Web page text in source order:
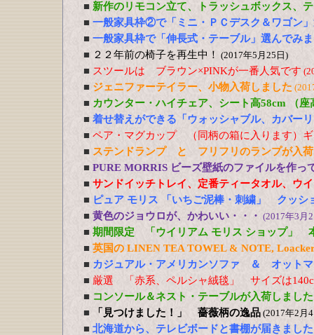
■ 新作のリモコン立て、トラッシュボックス、
■ 一般家具枠②で「ミニ・ＰＣデスク＆ワゴン
■ 一般家具枠で「伸長式・テーブル」選んでみ
■ ２２年前の椅子を再生中！ (2017年5月25日)
■ スツールは ブラウン×PINKが一番人気です
■ ジェニファーテイラー、小物入荷しました
■ カウンター・ハイチェア、シート高58cm （座
■ 着せ替えができる「ウォッシャブル、カバー
■ ペア・マグカップ （同柄の箱に入ります）
■ ステンドランプ と フリフリのランプが入荷
■ PURE MORRIS ビーズ壁紙のファイルを作っ
■ サンドイッチトレイ、定番ティータオル、ウ
■ ピュア モリス 「いちご泥棒・刺繍」 クッシ
■ 黄色のジョウロが、かわいい・・・ (2017年3月
■ 期間限定 「ウイリアム モリス ショップ」
■ 英国の LINEN TEA TOWEL & NOTE,
■ カジュアル・アメリカンソファ ＆ オット
■ 厳選 「赤系、ペルシャ絨毯」 サイズは
■ コンソール＆ネスト・テーブルが入荷しました
■ 「見つけました！」 薔薇柄の逸品 (2017年2月
■ 北海道から、テレビボードと書棚が届きました